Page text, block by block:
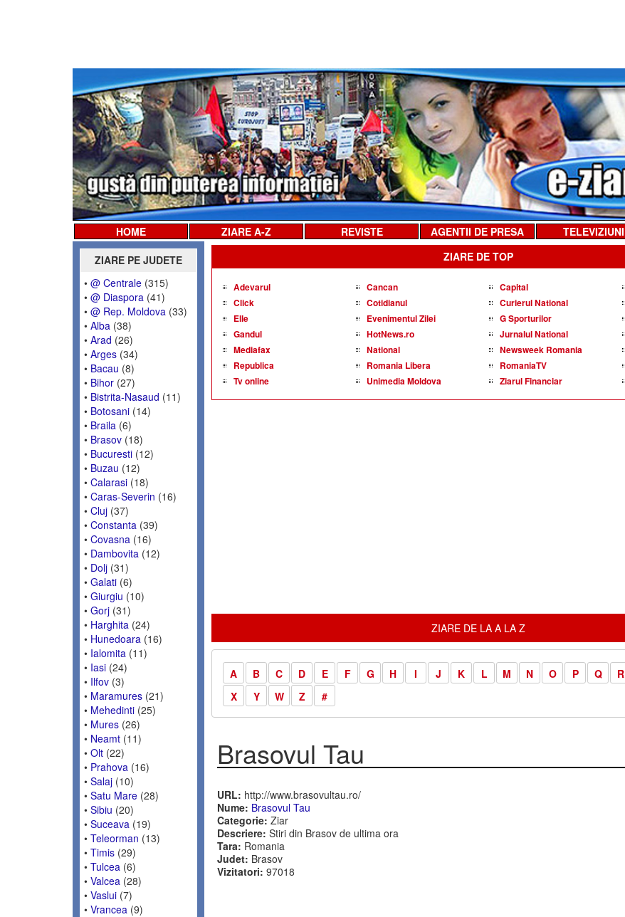
HOME ZIARE A-Z REVISTE AGENTII DE PRESA TELEVIZIUNI
ZIARE PE JUDETE
• @ Centrale (315)
• @ Diaspora (41)
• @ Rep. Moldova (33)
• Alba (38)
• Arad (26)
• Arges (34)
• Bacau (8)
• Bihor (27)
• Bistrita-Nasaud (11)
• Botosani (14)
• Braila (6)
• Brasov (18)
• Bucuresti (12)
• Buzau (12)
• Calarasi (18)
• Caras-Severin (16)
• Cluj (37)
• Constanta (39)
• Covasna (16)
• Dambovita (12)
• Dolj (31)
• Galati (6)
• Giurgiu (10)
• Gorj (31)
• Harghita (24)
• Hunedoara (16)
• Ialomita (11)
• Iasi (24)
• Ilfov (3)
• Maramures (21)
• Mehedinti (25)
• Mures (26)
• Neamt (11)
• Olt (22)
• Prahova (16)
• Salaj (10)
• Satu Mare (28)
• Sibiu (20)
• Suceava (19)
• Teleorman (13)
• Timis (29)
• Tulcea (6)
• Valcea (28)
• Vaslui (7)
• Vrancea (9)
ZIARE DE TOP
Adevarul Cancan Capital
Click
Cotidianul Curierul National
Elle
Evenimentul Zilei G Sporturilor
Gandul
HotNews.ro Jurnalul National
Mediafax
National Newsweek Romania
Republica
Romania Libera RomaniaTV
Tv online
Unimedia Moldova Ziarul Financiar
ZIARE DE LA A LA Z
A B C D E F G H I J K L M N O P Q R
X
Y W Z #
Brasovul Tau
URL: http://www.brasovultau.ro/
Nume: Brasovul Tau
Categorie: Ziar
Descriere: Stiri din Brasov de ultima ora
Tara: Romania
Judet: Brasov
Vizitatori: 97018